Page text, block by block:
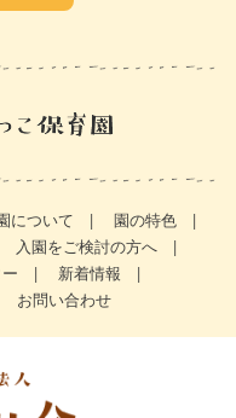
について
園の特色
入園をご検討の方へ
新着情報
お問い合わせ